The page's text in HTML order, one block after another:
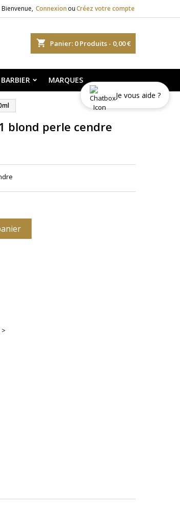
Bienvenue, Connexion ouCréez votre compte
shopping_cart Panier: 0Produits - 0,00 €
MARQUES
blond perle cendre
Je vous aide ?